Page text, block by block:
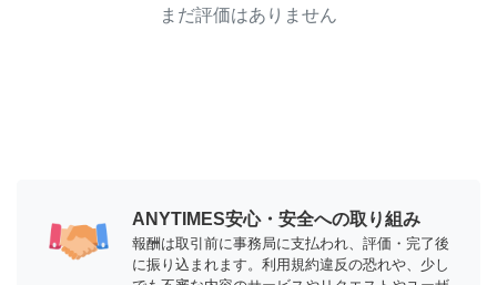
まだ評価はありません
ANYTIMES安心・安全への取り組み
報酬は取引前に事務局に支払われ、評価・完了後
に振り込まれます。利用規約違反の恐れや、少し